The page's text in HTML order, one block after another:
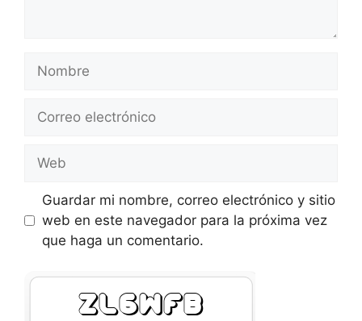
electrónico
Guardar mi nombre, correo electrónico y sitio
web en este navegador para la próxima vez
que haga un comentario.
Hn0Xc7